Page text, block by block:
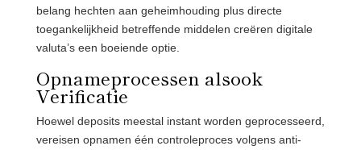
belang hechten aan geheimhouding plus directe
toegankelijkheid betreffende middelen creëren digitale
valuta’s een boeiende optie.
Opnameprocessen alsook
Verificatie
Hoewel deposits meestal instant worden geprocesseerd,
vereisen opnamen één controleproces volgens anti-